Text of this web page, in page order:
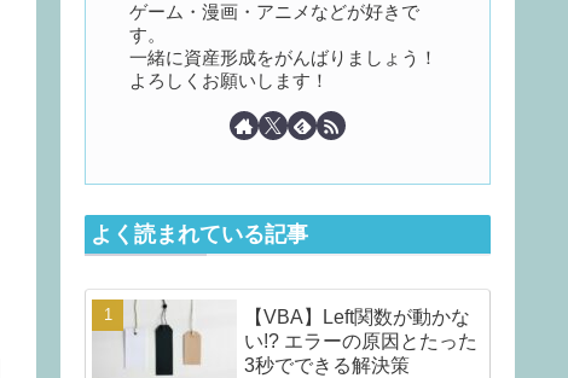
ゲーム・漫画・アニメなどが好きで
す。
一緒に資産形成をがんばりましょう！
よろしくお願いします！
よく読まれている記事
【VBA】Left関数が動かな
い!? エラーの原因とたった
3秒でできる解決策